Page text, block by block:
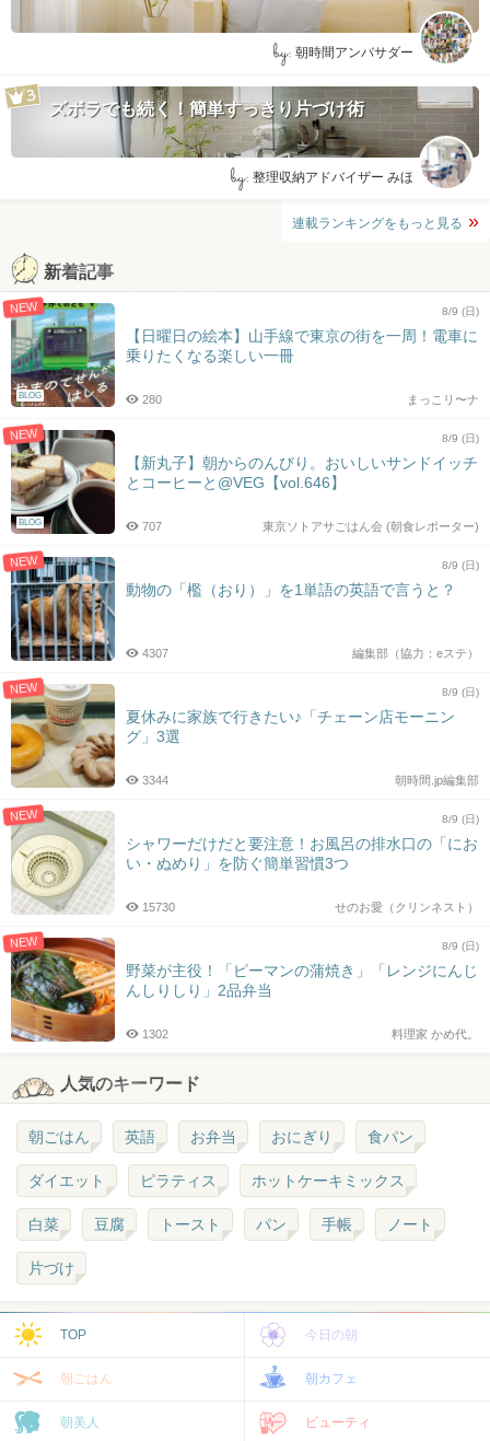
by: 朝時間アンバサダー
ズボラでも続く！簡単すっきり片づけ術
by: 整理収納アドバイザー みほ
連載ランキングをもっと見る
新着記事
NEW
BLOG
8/9 (日)
【日曜日の絵本】山手線で東京の街を一周！電車に
乗りたくなる楽しい一冊
まっこリ〜ナ
280
NEW
BLOG
8/9 (日)
【新丸子】朝からのんびり。おいしいサンドイッチ
とコーヒーと@VEG【vol.646】
東京ソトアサごはん会 (朝食レポーター)
707
NEW 8/9 (日)
動物の「檻（おり）」を1単語の英語で言うと？
編集部（協力：eステ）
4307
NEW 8/9 (日)
夏休みに家族で行きたい♪「チェーン店モーニン
グ」3選
朝時間.jp編集部
3344
NEW 8/9 (日)
シャワーだけだと要注意！お風呂の排水口の「にお
い・ぬめり」を防ぐ簡単習慣3つ
せのお愛（クリンネスト）
15730
NEW 8/9 (日)
野菜が主役！「ピーマンの蒲焼き」「レンジにんじ
んしりしり」2品弁当
料理家 かめ代。
1302
人気のキーワード
朝ごはん 英語 お弁当 おにぎり 食パン
ダイエット ピラティス ホットケーキミックス
白菜 豆腐 トースト パン 手帳 ノート
片づけ
TOP 今日の朝
朝ごはん 朝カフェ
朝美人 ビューティ